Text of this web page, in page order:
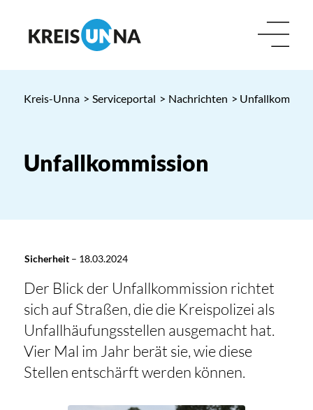
Kreis-Unna > Serviceportal > Nachrichten >
Unfallkommission
Sicherheit– 18.03.2024
Der Blick der Unfallkommission richtet
sich auf Straßen, die die Kreispolizei als
Unfallhäufungsstellen ausgemacht hat.
Vier Mal im Jahr berät sie, wie diese
Stellen entschärft werden können.